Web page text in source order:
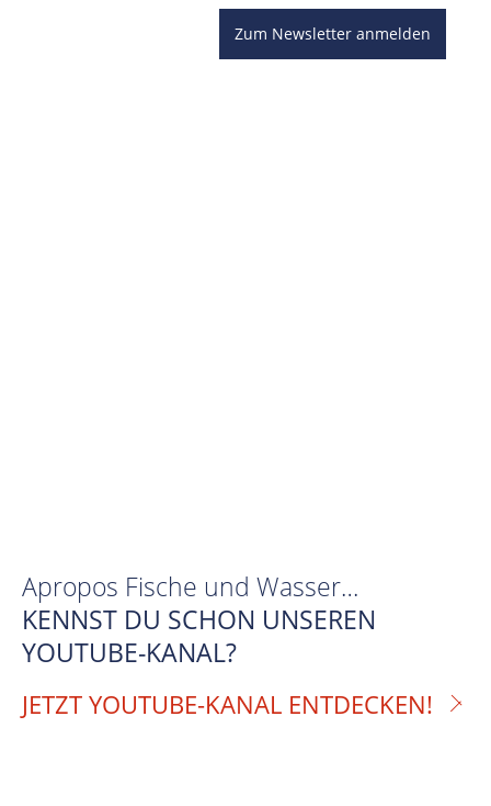
Zum Newsletter anmelden
Apropos Fische und Wasser…
KENNST DU SCHON UNSEREN
YOUTUBE-KANAL?
JETZT YOUTUBE-KANAL ENTDECKEN!